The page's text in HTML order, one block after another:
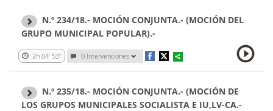
N.º 234/18.- MOCIÓN CONJUNTA.- (MOCIÓN DEL
GRUPO MUNICIPAL POPULAR).-
2h 04' 53'' 0 Intervenciones
N.º 235/18.- MOCIÓN CONJUNTA.- (MOCIÓN DE
LOS GRUPOS MUNICIPALES SOCIALISTA E IU,LV-CA.-